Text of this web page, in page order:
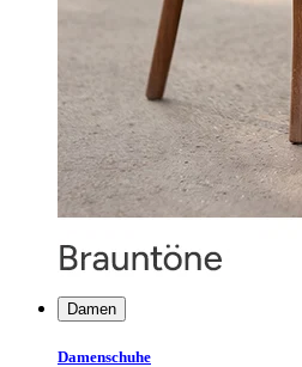
Damen
Damenschuhe